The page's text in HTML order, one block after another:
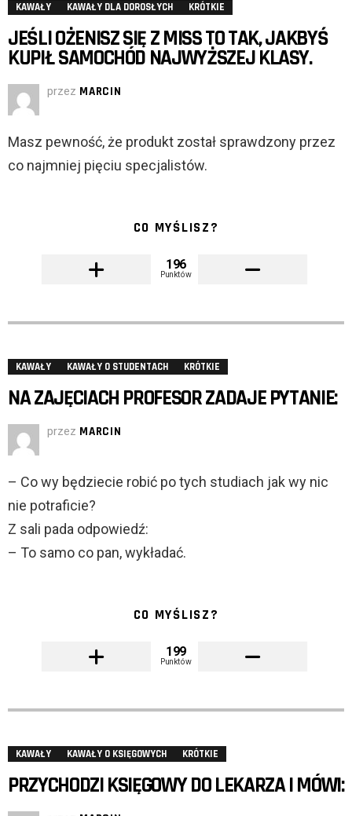
KAWAŁY KAWAŁY DLA DOROSŁYCH KRÓTKIE
JEŚLI OŻENISZ SIĘ Z MISS TO TAK, JAKBYŚ
KUPIŁ SAMOCHÓD NAJWYŻSZEJ KLASY.
przez MARCIN
Masz pewność, że produkt został sprawdzony przez
co najmniej pięciu specjalistów.
CO MYŚLISZ?
196
Punktów
KAWAŁY KAWAŁY O STUDENTACH KRÓTKIE
NA ZAJĘCIACH PROFESOR ZADAJE PYTANIE:
przez MARCIN
– Co wy będziecie robić po tych studiach jak wy nic
nie potraficie?
Z sali pada odpowiedź:
– To samo co pan, wykładać.
CO MYŚLISZ?
199
Punktów
KAWAŁY KAWAŁY O KSIĘGOWYCH KRÓTKIE
PRZYCHODZI KSIĘGOWY DO LEKARZA I MÓWI: